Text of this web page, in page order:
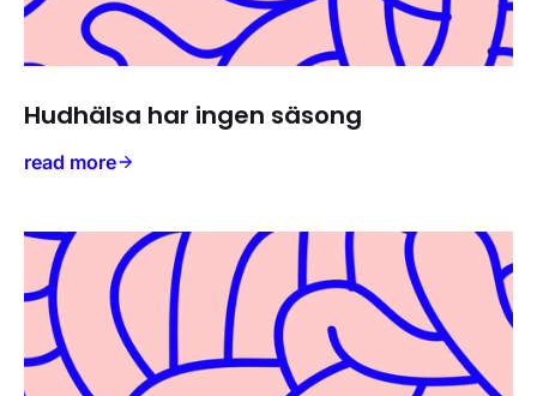
Hudhälsa har ingen säsong
read more